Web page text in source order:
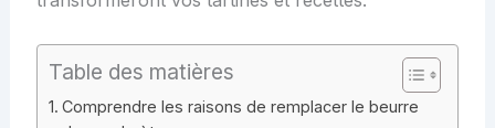
Table des matières
Comprendre les raisons de remplacer le beurre